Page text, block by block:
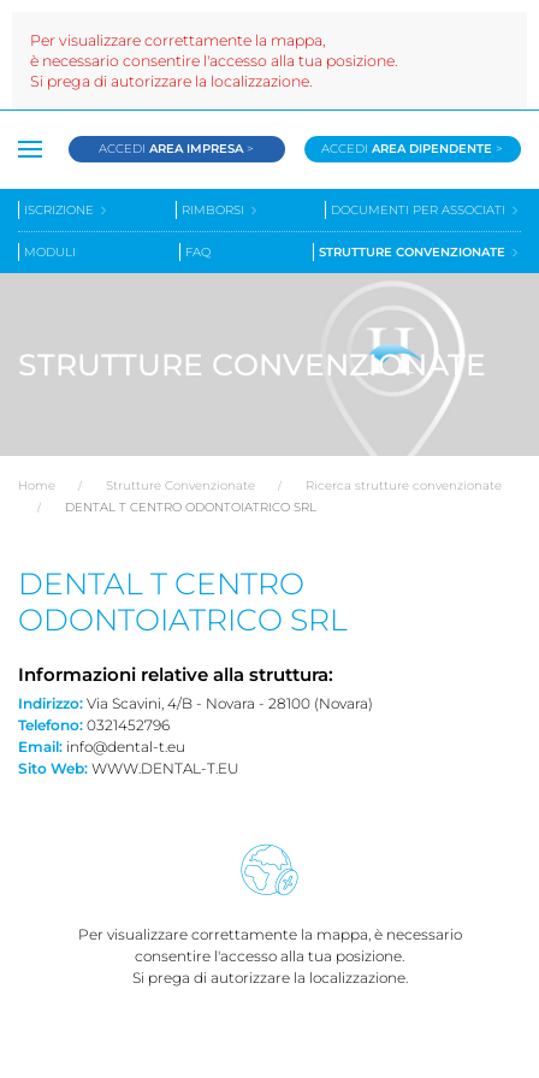
ACCEDIAREA IMPRESA > ACCEDIAREA DIPENDENTE >
ISCRIZIONE RIMBORSI DOCUMENTI PER ASSOCIATI
MODULI FAQ STRUTTURE CONVENZIONATE
STRUTTURE CONVENZIONATE
Home Strutture Convenzionate
Ricerca strutture convenzionate
DENTAL T CENTRO ODONTOIATRICO SRL
DENTAL T CENTRO
ODONTOIATRICO SRL
Informazioni relative alla struttura:
Indirizzo: Via Scavini, 4/B - Novara - 28100 (Novara)
Telefono: 0321452796
Email: info@dental-t.eu
Sito Web: WWW.DENTAL-T.EU
Per visualizzare correttamente la mappa, è necessario
consentire l'accesso alla tua posizione.
Si prega di autorizzare la localizzazione.
Per visualizzare correttamente la mappa,
è necessario consentire l'accesso alla tua posizione.
Si prega di autorizzare la localizzazione.